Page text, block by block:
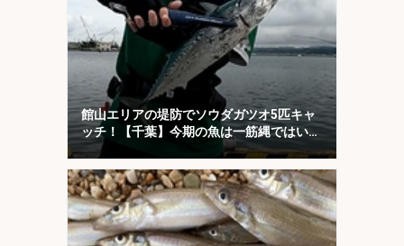
館山エリアの堤防でソウダガツオ5匹キャ
ッチ！【千葉】今期の魚は一筋縄ではいか
ない？